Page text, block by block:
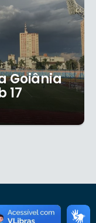
Goiânia
17